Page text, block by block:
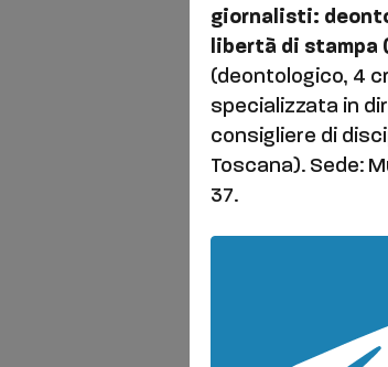
giornalisti:
libertà di stampa
(deontologico, 4
specializzata in
consigliere di
Toscana). Sede:
37.